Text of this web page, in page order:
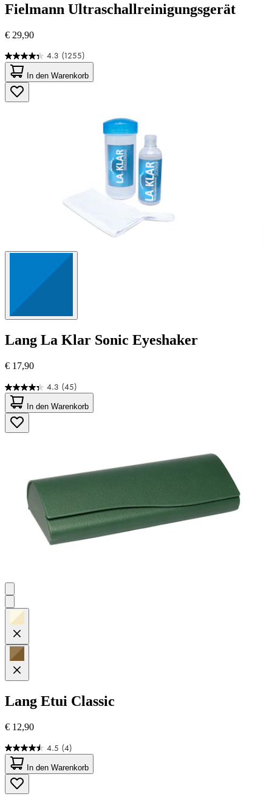
Fielmann Ultraschallreinigungsgerät
€ 29,90
4.3 (1255)
4.3
von
5
Sternen.
1255
In den Warenkorb
Lang La Klar Sonic Eyeshaker
€ 17,90
4.3 (45)
4.3
von
5
Sternen.
45
In den Warenkorb
Lang Etui Classic
€ 12,90
4.5 (4)
4.5
von
5
Sternen.
4
In den Warenkorb